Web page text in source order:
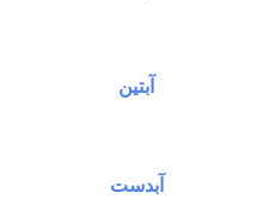
آبتین
آبدست